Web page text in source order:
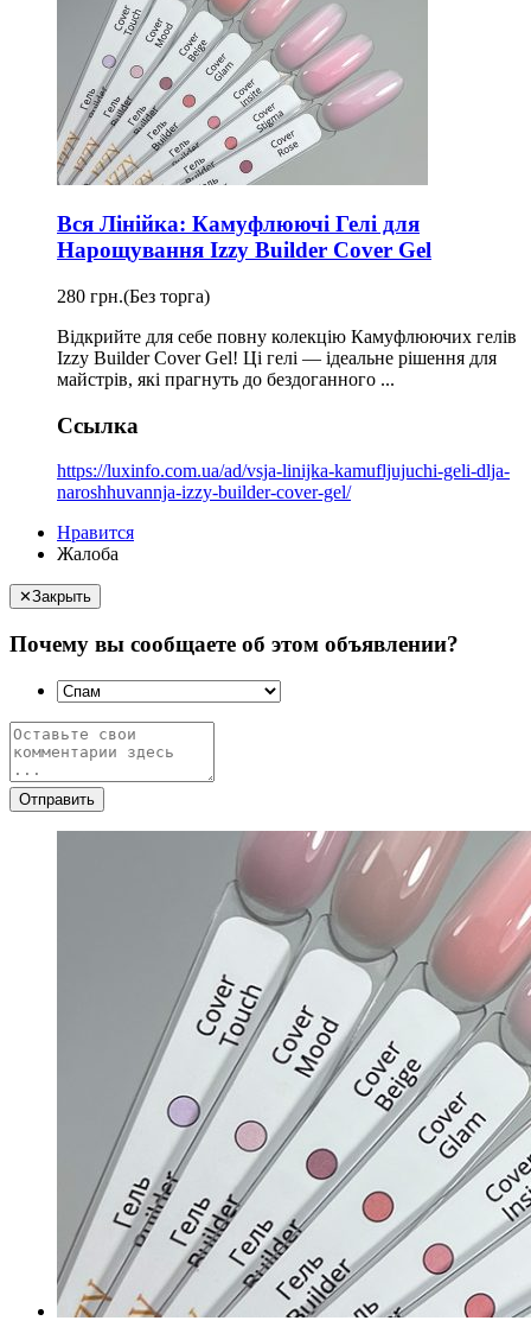
Вся Лінійка: Камуфлюючі Гелі для
Нарощування Izzy Builder Cover Gel
280 грн.(Без торга)
Відкрийте для себе повну колекцію Камуфлюючих гелів
Izzy Builder Cover Gel! Ці гелі — ідеальне рішення для
майстрів, які прагнуть до бездоганного ...
Ссылка
https://luxinfo.com.ua/ad/vsja-linijka-kamufljujuchi-geli-dlja-
naroshhuvannja-izzy-builder-cover-gel/
Нравится
Жалоба
✕Закрыть
Почему вы сообщаете об этом объявлении?
Отправить